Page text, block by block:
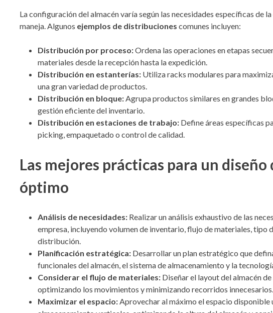
La configuración del almacén varía según las necesidades específicas de
maneja. Algunos ejemplos de distribuciones comunes incluyen:
Distribución por proceso:Ordena las operaciones en etapas
materiales desde la recepción hasta la expedición.
Distribución en estanterías:Utiliza racks modulares para
una gran variedad de productos.
Distribución en bloque:Agrupa productos similares en grandes
gestión eficiente del inventario.
Distribución en estaciones de trabajo:Define áreas específicas
picking, empaquetado o control de calidad.
Las mejores prácticas para un diseño
óptimo
Análisis de necesidades:Realizar un análisis exhaustivo de las
empresa, incluyendo volumen de inventario, flujo de materiales, tipo
distribución.
Planificación estratégica:Desarrollar un plan estratégico que
funcionales del almacén, el sistema de almacenamiento y la
Considerar el flujo de materiales:Diseñar el layout del almacén
optimizando los movimientos y minimizando recorridos innecesarios.
Maximizar el espacio:Aprovechar al máximo el espacio disponible